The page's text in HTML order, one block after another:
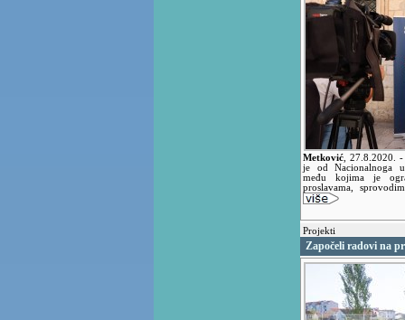
Metković ,27.8.2020.-
je od Nacionalnoga
među kojima je
proslavama,
Projekti
Započeli radovi na